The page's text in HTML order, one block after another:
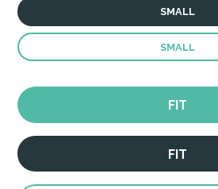
SMALL
SMALL
FIT
FIT